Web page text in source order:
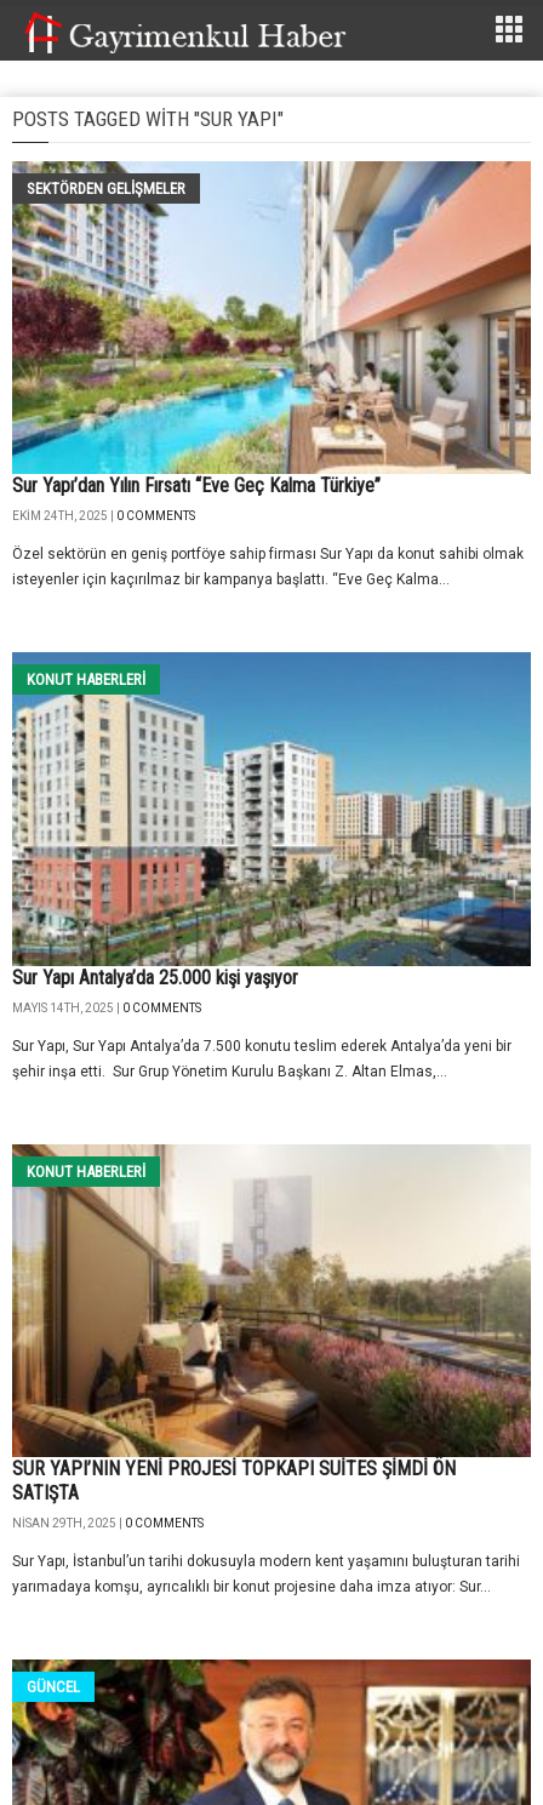
POSTS TAGGED WITH "SUR YAPI"
SEKTÖRDEN GELIŞMELER
Sur Yapı’dan Yılın Fırsatı “Eve Geç Kalma Türkiye”
EKIM 24TH, 2025 | 0 COMMENTS
Özel sektörün en geniş portföye sahip firması Sur Yapı da konut sahibi olmak
isteyenler için kaçırılmaz bir kampanya başlattı. “Eve Geç Kalma...
KONUT HABERLERI
Sur Yapı Antalya’da 25.000 kişi yaşıyor
MAYIS 14TH, 2025 | 0 COMMENTS
Sur Yapı, Sur Yapı Antalya’da 7.500 konutu teslim ederek Antalya’da yeni bir
şehir inşa etti. Sur Grup Yönetim Kurulu Başkanı Z. Altan Elmas,...
KONUT HABERLERI
SUR YAPI’NIN YENİ PROJESİ TOPKAPI SUİTES ŞİMDİ ÖN
SATIŞTA
NISAN 29TH, 2025 | 0 COMMENTS
Sur Yapı, İstanbul’un tarihi dokusuyla modern kent yaşamını buluşturan tarihi
yarımadaya komşu, ayrıcalıklı bir konut projesine daha imza atıyor: Sur...
GÜNCEL